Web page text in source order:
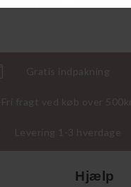
Gratis indpakning
Fri fragt ved køb over 500kr.
Levering 1-3 hverdage
Hjælp